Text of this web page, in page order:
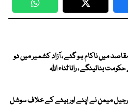
WhatsApp Twitter
میں ناکام ہو گئے ، آزاد کشمیر میں دو
بنائینگے ، رانا ثناء اللہ
میمن نے اپنے اور بیٹے کے خلاف سوشل